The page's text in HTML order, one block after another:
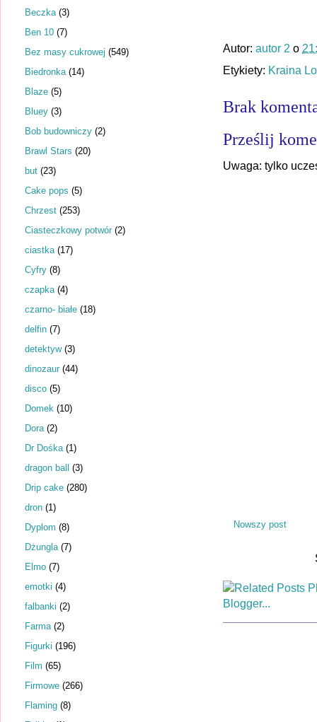
Autor: autor 2 o
Etykiety: Kraina
Brak
Prześlij
Uwaga: tylko
Nowszy post
Beczka (3)
Ben 10 (7)
Bez masy cukrowej (549)
Biedronka (14)
Blaze (5)
Bluey (3)
Bob budowniczy (2)
Brawl Stars (20)
but (23)
Cake pops (5)
Chrzest (253)
Ciasteczkowy potwór (2)
ciastka (17)
Cyfry (8)
czapka (4)
czarno- białe (18)
delfin (7)
detektyw (3)
dinozaur (44)
disco (5)
Domek (10)
Dora (2)
Dr Dośka (1)
dragon ball (3)
Drip cake (280)
dron (1)
Dyplom (8)
Dżungla (7)
Elmo (7)
emotki (4)
falbanki (2)
Farma (2)
Figurki (196)
Film (65)
Firmowe (266)
Flaming (8)